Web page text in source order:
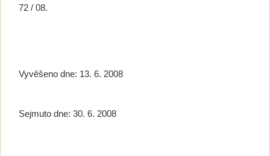
72 / 08.
Vyvěšeno dne: 13. 6. 2008
Sejmuto dne: 30. 6. 2008